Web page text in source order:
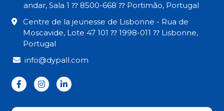
andar, Sala 1 ⁇ 8500-668 ⁇ Portimão, Portugal
Centre de la jeunesse de Lisbonne - Rua de
Moscavide, Lote 47 101 ⁇ 1998-011 ⁇ Lisbonne,
Portugal
info@dypall.com